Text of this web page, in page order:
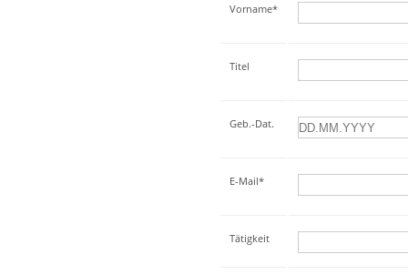
Vorname*
Titel
Geb.-Dat.
E-Mail*
Tätigkeit